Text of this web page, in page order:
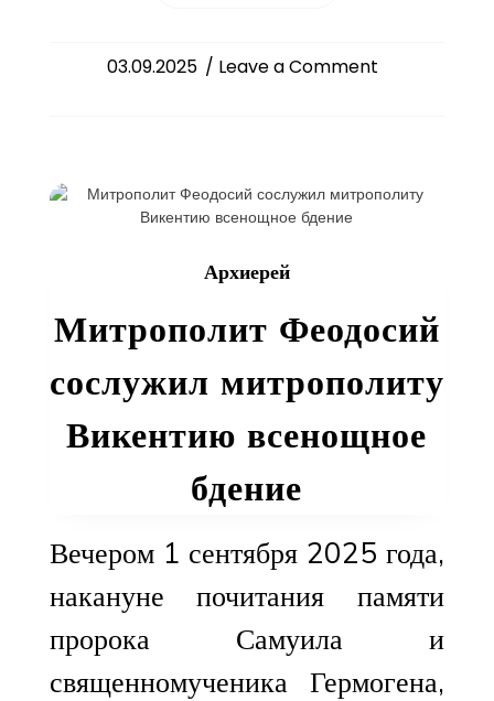
03.09.2025 / Leave a Comment
летний
Архиерей
Митрополит Феодосий
сослужил митрополиту
Викентию всенощное
бдение
Вечером 1 сентября 2025 года,
накануне почитания памяти
пророка Самуила и
священномученика Гермогена,